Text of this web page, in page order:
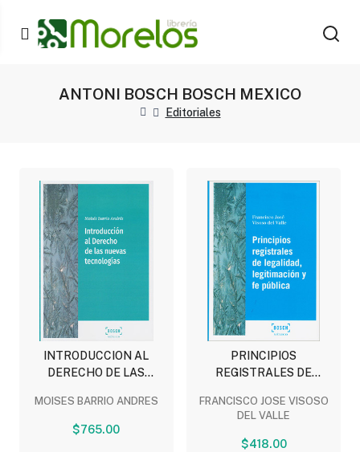
ANTONI BOSCH BOSCH MEXICO
Editoriales
INTRODUCCION AL
DERECHO DE LAS
MOISES BARRIO ANDRES
$765.00
PRINCIPIOS
REGISTRALES DE
LEGITIMACION Y FE
PUBLICA
FRANCISCO JOSE VISOSO
DEL VALLE
$418.00